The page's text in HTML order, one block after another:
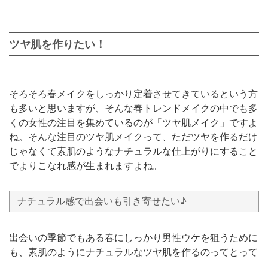
ツヤ肌を作りたい！
そろそろ春メイクをしっかり定着させてきているという方
も多いと思いますが、そんな春トレンドメイクの中でも多
くの女性の注目を集めているのが「ツヤ肌メイク」ですよ
ね。そんな注目のツヤ肌メイクって、ただツヤを作るだけ
じゃなくて素肌のようなナチュラルな仕上がりにすること
でよりこなれ感が生まれますよね。
ナチュラル感で出会いも引き寄せたい♪
出会いの季節でもある春にしっかり男性ウケを狙うために
も、素肌のようにナチュラルなツヤ肌を作るのってとって